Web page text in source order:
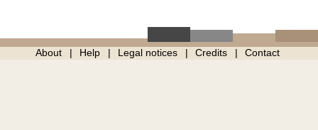
About Help Legal notices Credits Contact